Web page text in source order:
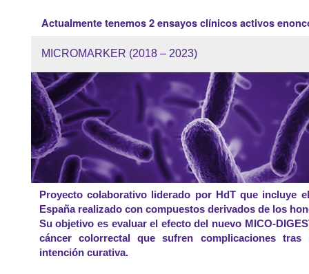
Actualmente tenemos2 ensayos clínicos activos
MICROMARKER (2018 – 2023)
Proyecto colaborativo liderado por HdT que incluye
España realizado con compuestos derivados de los
Su objetivo es evaluarel efecto del nuevo MICO-
cáncer colorrectal que sufren complicaciones
intención curativa.